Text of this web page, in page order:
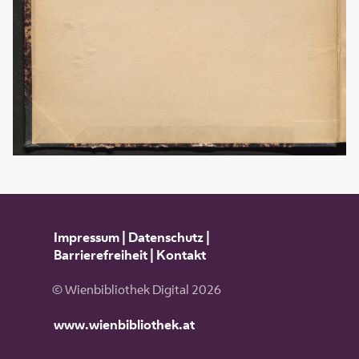
Impressum| Datenschutz|
Barrierefreiheit| Kontakt
© Wienbibliothek Digital 2026
www.wienbibliothek.at